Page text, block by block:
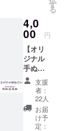
め、電子メール
でお届けいたし
す
る
4,0
00 円
【オリ
ジナル
手ぬぐ
い】 盛
夏のね
ぷた運
行に欠
かせな
い手ぬ
支援
者：
22人
お届
け予
定：